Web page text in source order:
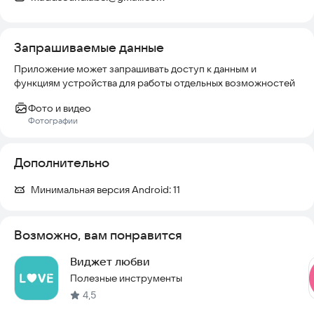
Запрашиваемые данные
Приложение может запрашивать доступ к данным и
функциям устройства для работы отдельных возможностей
Фото и видео
Фотографии
Дополнительно
Минимальная версия Android:11
Возможно, вам понравится
Виджет любви
Полезные инструменты
4,5